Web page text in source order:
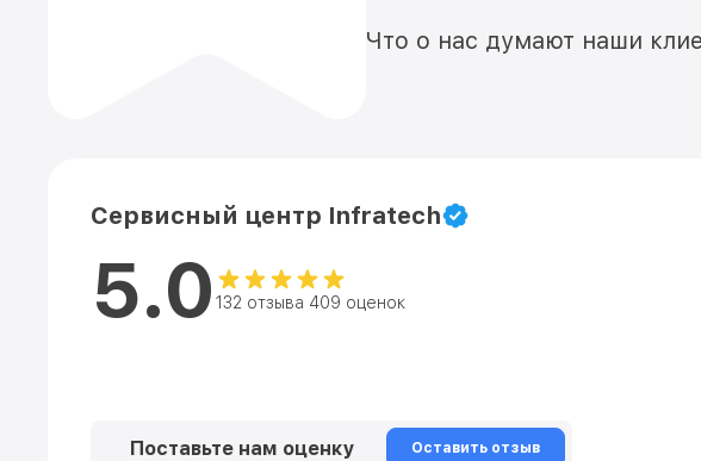
Что о нас думают наши
Сервисный центр Infratech
5.0 132 отзыва 409 оценок
Поставьте нам оценку Оставить отзыв